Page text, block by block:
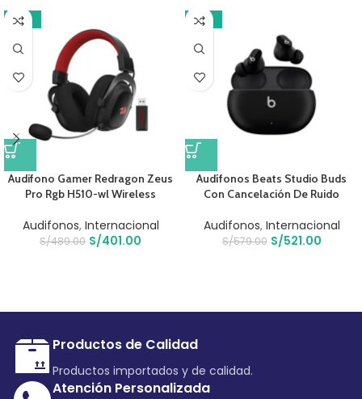
-18%
Audifono Gamer Redragon Zeus
Pro Rgb H510-wl Wireless
Audifonos, Internacional
S/489.00 S/401.00
-10%
Audífonos Beats Studio Buds
Con Cancelación De Ruido
Audifonos, Internacional
S/579.00 S/521.00
Productos de Calidad
Productos importados y de calidad.
Atención Personalizada